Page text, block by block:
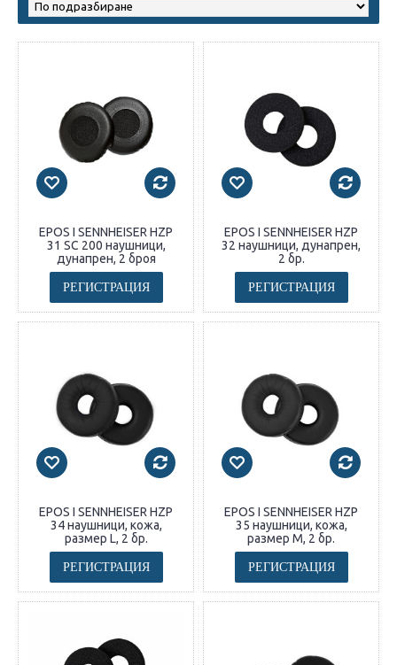
EPOS I SENNHEISER HZP
31 SC 200 наушници,
дунапрен, 2 броя
РЕГИСТРАЦИЯ
EPOS I SENNHEISER HZP
32 наушници, дунапрен,
2 бр.
РЕГИСТРАЦИЯ
EPOS I SENNHEISER HZP
34 наушници, кожа,
размер L, 2 бр.
РЕГИСТРАЦИЯ
EPOS I SENNHEISER HZP
35 наушници, кожа,
размер M, 2 бр.
РЕГИСТРАЦИЯ